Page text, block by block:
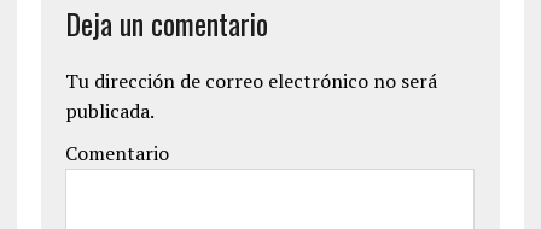
Deja un comentario
Tu dirección de correo electrónico no será
publicada.
Comentario